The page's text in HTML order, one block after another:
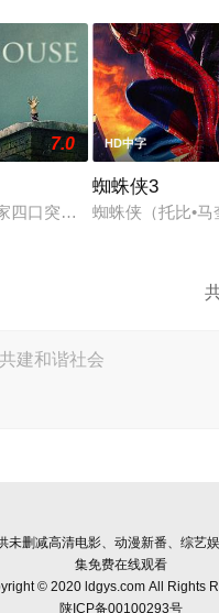
7.0
四口突遭诡异变故，被困在
HD中字
蜘蛛侠3
蜘蛛侠（托比•
未删减高清电影、动漫新番、综艺
集免费在线观看
© 2020 ldgys.com All Rights
陕ICP备00100293号